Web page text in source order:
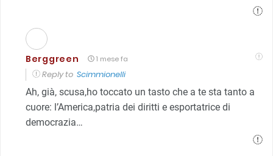
Berggreen 1 mese fa
Reply to Scimmionelli
Ah, già, scusa,ho toccato un tasto che a te sta tanto a
cuore: l’America,patria dei diritti e esportatrice di
democrazia…